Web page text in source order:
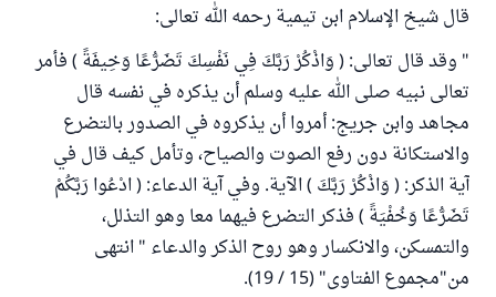
قال شيخ الإسلام ابن تيمية رحمه الله تعالى:
" وقد قال تعالى: ( وَاذْكُرْ رَبَّكَ فِي نَفْسِكَ تَضَرُّعًا وَخِيفَةً ) فأمر
تعالى نبيه صلى الله عليه وسلم أن يذكره في نفسه قال
مجاهد وابن جريج: أمروا أن يذكروه في الصدور بالتضرع
والاستكانة دون رفع الصوت والصياح، وتأمل كيف قال في
آية الذكر: ( وَاذْكُرْ رَبَّكَ ) الآية. وفي آية الدعاء: ( ادْعُوا رَبَّكُمْ
تَضَرُّعًا وَخُفْيَةً ) فذكر التضرع فيهما معا وهو التذلل،
والتمسكن، والانكسار وهو روح الذكر والدعاء " انتهى
من"مجموع الفتاوى" (15 / 19).